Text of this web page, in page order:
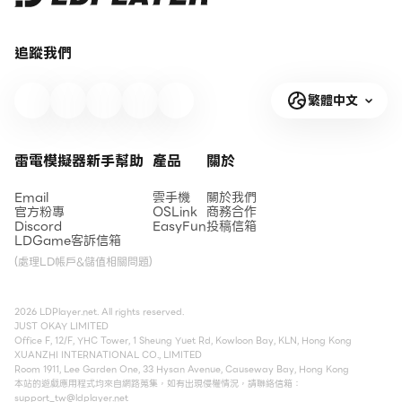
追蹤我們
繁體中文
雷電模擬器新手幫助
Email
官方粉專
Discord
LDGame客訴信箱
(處理LD帳戶&儲值相關問題)
產品
雲手機
OSLink
EasyFun
關於
關於我們
商務合作
投稿信箱
2026 LDPlayer.net. All rights reserved.
JUST OKAY LIMITED
Office F, 12/F, YHC Tower, 1 Sheung Yuet Rd, Kowloon Bay, KLN, Hong Kong
XUANZHI INTERNATIONAL CO., LIMITED
Room 1911, Lee Garden One, 33 Hysan Avenue, Causeway Bay, Hong Kong
本站的遊戲應用程式均來自網路蒐集，如有出現侵權情況，請聯絡信箱：
support_tw@ldplayer.net